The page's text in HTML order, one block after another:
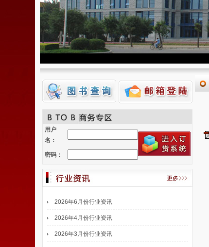
用户
名：
密码：
2026年6月份行业资讯
2026年4月份行业资讯
2026年3月份行业资讯